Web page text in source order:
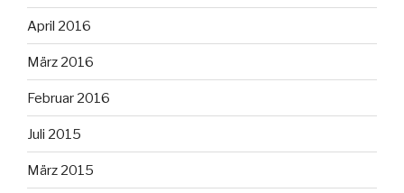
April 2016
März 2016
Februar 2016
Juli 2015
März 2015